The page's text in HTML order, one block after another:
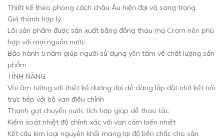
Thiết kế theo phong cách châu Âu hiện đại và sang trọng
Giá thành hợp lý
Lõi sản phẩm được sản xuất bằng đồng thau mạ Crom nên phù
hợp với mọi nguồn nước
Bảo hành 5 năm giúp người sử dụng yên tâm về chất lượng sản
phẩm
TÍNH NĂNG
Vòi âm tường với thiết kế đương đại dễ dàng lắp đặt nhờ kết nối
trực tiếp với bộ van điều chỉnh
Thanh gạt chuyển nước tích hợp giúp dễ thao tác
Kiểm soát nhiệt độ chính xác với van cảm biến nhiệt
Kết cấu kim loại nguyên khối mang lại độ bền chắc cho sản